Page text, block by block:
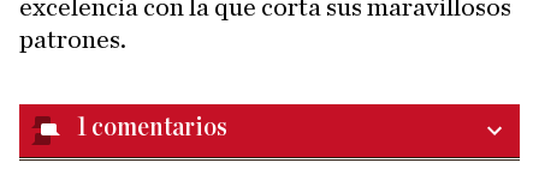
excelencia con la que corta sus maravillosos
patrones.
1 comentarios